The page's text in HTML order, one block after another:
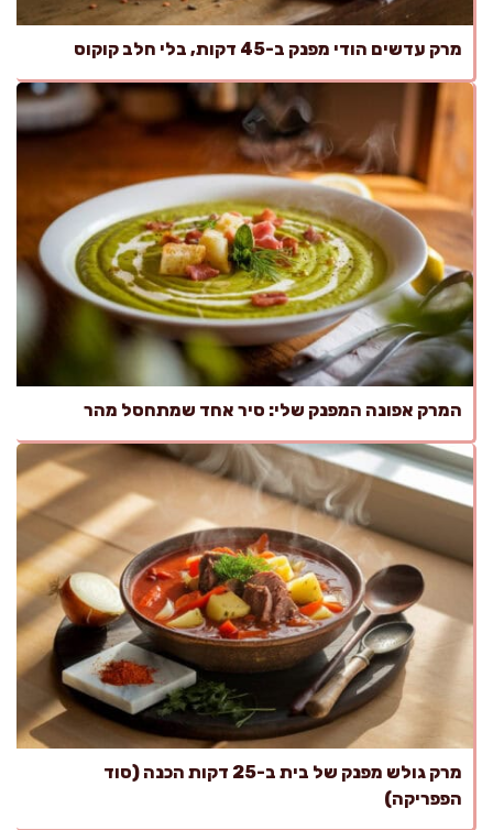
מרק עדשים הודי מפנק ב-45 דקות, בלי חלב קוקוס
המרק אפונה המפנק שלי: סיר אחד שמתחסל מהר
מרק גולש מפנק של בית ב-25 דקות הכנה (סוד
הפפריקה)